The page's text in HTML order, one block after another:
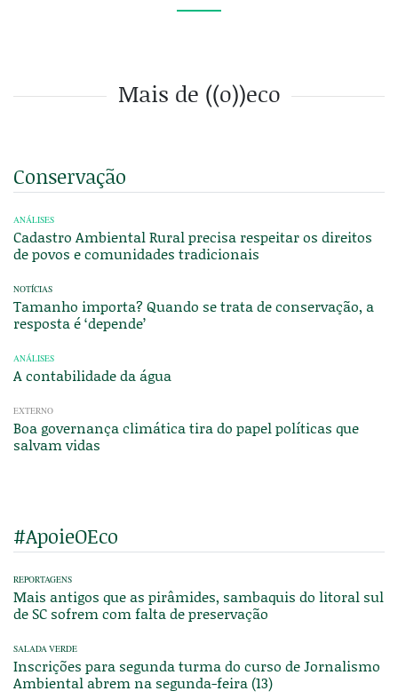
Mais de ((o))eco
Conservação
ANÁLISES
Cadastro Ambiental Rural precisa respeitar os direitos
de povos e comunidades tradicionais
NOTÍCIAS
Tamanho importa? Quando se trata de conservação, a
resposta é ‘depende’
ANÁLISES
A contabilidade da água
EXTERNO
Boa governança climática tira do papel políticas que
salvam vidas
#ApoieOEco
REPORTAGENS
Mais antigos que as pirâmides, sambaquis do litoral sul
de SC sofrem com falta de preservação
SALADA VERDE
Inscrições para segunda turma do curso de Jornalismo
Ambiental abrem na segunda-feira (13)